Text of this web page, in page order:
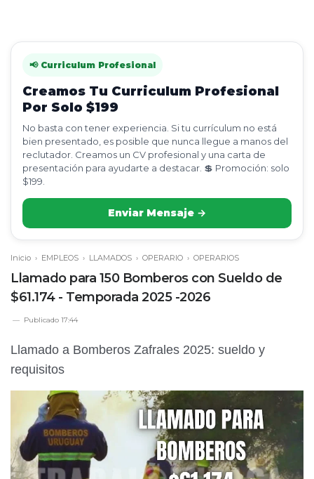
📢 Curriculum Profesional
Creamos Tu Curriculum Profesional
Por Solo $199
No basta con tener experiencia. Si tu currículum no está
bien presentado, es posible que nunca llegue a manos del
reclutador. Creamos un CV profesional y una carta de
presentación para ayudarte a destacar. 💲 Promoción: solo
$199.
Enviar Mensaje →
Inicio › EMPLEOS › LLAMADOS › OPERARIO › OPERARIOS
Llamado para 150 Bomberos con Sueldo de
$61.174 - Temporada 2025 -2026
Publicado 17:44
Llamado a Bomberos Zafrales 2025: sueldo y
requisitos